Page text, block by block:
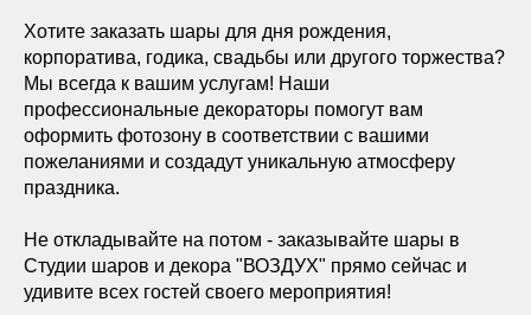
Хотите заказать шары для дня рождения,
корпоратива, годика, свадьбы или другого торжества?
Мы всегда к вашим услугам! Наши
профессиональные декораторы помогут вам
оформить фотозону в соответствии с вашими
пожеланиями и создадут уникальную атмосферу
праздника.
Не откладывайте на потом - заказывайте шары в
Студии шаров и декора "ВОЗДУХ" прямо сейчас и
удивите всех гостей своего мероприятия!